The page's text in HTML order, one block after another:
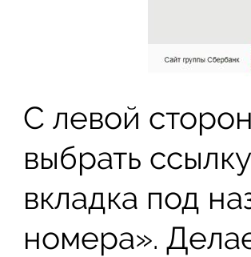
С левой
выбрать
вкладка под
номера».